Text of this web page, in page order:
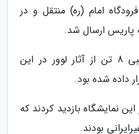
امام (ره) منتقل و در
پاریس ارسال شد.
تعداد 56 شی به وزن تقریبی 8 تن از آثار لوور در این
داده شده بود.
251690 نفر از این نمایشگاه بازدید کردند که